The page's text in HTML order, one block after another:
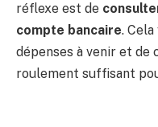
réflexe est de
compte bancaire.
dépenses à venir et de
roulement suffisant